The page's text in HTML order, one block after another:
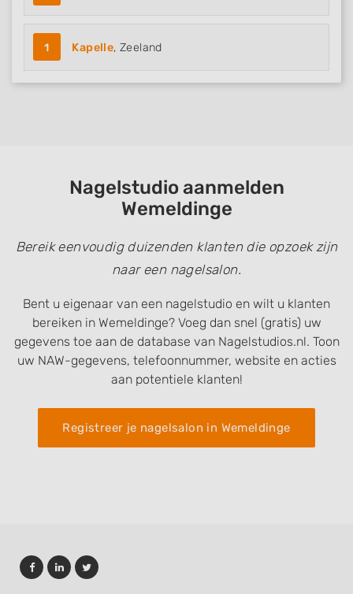
1 Kapelle, Zeeland
Nagelstudio aanmelden
Wemeldinge
Bereik eenvoudig duizenden klanten die opzoek zijn
naar een nagelsalon.
Bent u eigenaar van een nagelstudio en wilt u klanten
bereiken in Wemeldinge? Voeg dan snel (gratis) uw
gegevens toe aan de database van Nagelstudios.nl. Toon
uw NAW-gegevens, telefoonnummer, website en acties
aan potentiele klanten!
Registreer je nagelsalon in Wemeldinge
Use precise geolocation data
Performance
Advertising